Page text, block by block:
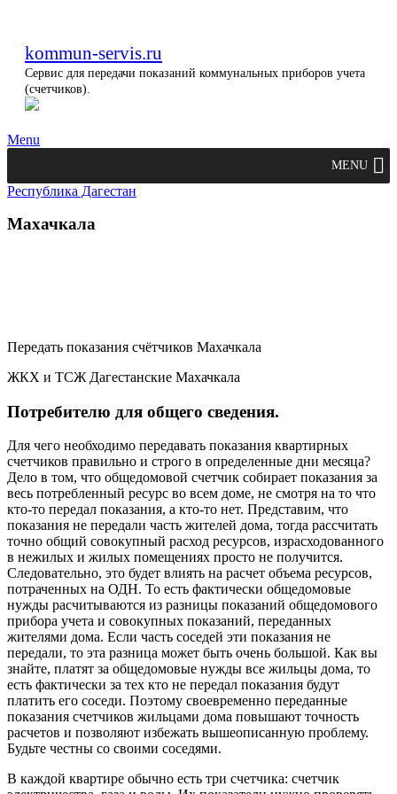
kommun-servis.ru
Сервис для передачи показаний коммунальных приборов учета
(счетчиков).
Menu
MENU
Республика Дагестан
Махачкала
Передать показания счётчиков Махачкала
ЖКХ и ТСЖ Дагестанские Махачкала
Потребителю для общего сведения.
Для чего необходимо передавать показания квартирных
счетчиков правильно и строго в определенные дни месяца?
Дело в том, что общедомовой счетчик собирает показания за
весь потребленный ресурс во всем доме, не смотря на то что
кто-то передал показания, а кто-то нет. Представим, что
показания не передали часть жителей дома, тогда рассчитать
точно общий совокупный расход ресурсов, израсходованного
в нежилых и жилых помещениях просто не получится.
Следовательно, это будет влиять на расчет объема ресурсов,
потраченных на ОДН. То есть фактически общедомовые
нужды расчитываются из разницы показаний общедомового
прибора учета и совокупных показаний, переданных
жителями дома. Если часть соседей эти показания не
передали, то эта разница может быть очень большой. Как вы
знайте, платят за общедомовые нужды все жильцы дома, то
есть фактически за тех кто не передал показания будут
платить его соседи. Поэтому своевременно переданные
показания счетчиков жильцами дома повышают точность
расчетов и позволяют избежать вышеописанную проблему.
Будьте честны со своими соседями.
В каждой квартире обычно есть три счетчика: счетчик